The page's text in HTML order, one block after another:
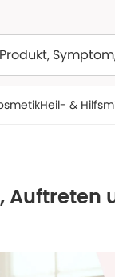
Heil- &
Auftreten